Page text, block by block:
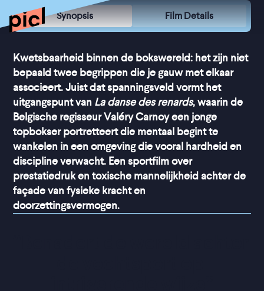
Synopsis Film Details
Kwetsbaarheid binnen de bokswereld: het zijn niet
bepaald twee begrippen die je gauw met elkaar
associeert. Juist dat spanningsveld vormt het
uitgangspunt van La danse des renards, waarin de
Belgische regisseur Valéry Carnoy een jonge
topbokser portretteert die mentaal begint te
wankelen in een omgeving die vooral hardheid en
discipline verwacht. Een sportfilm over
prestatiedruk en toxische mannelijkheid achter de
façade van fysieke kracht en
doorzettingsvermogen.